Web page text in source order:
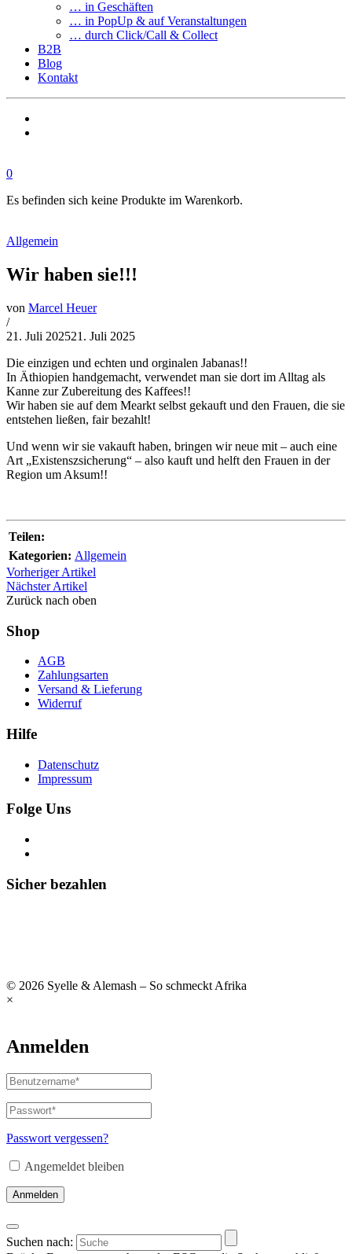
… in Geschäften
… in PopUp & auf Veranstaltungen
… durch Click/Call & Collect
B2B
Blog
Kontakt
0
Es befinden sich keine Produkte im Warenkorb.
Allgemein
Wir haben sie!!!
von Marcel Heuer
/
21. Juli 202521. Juli 2025
Die einzigen und echten und orginalen Jabanas!!
In Äthiopien handgemacht, verwendet man sie dort im Alltag als
Kanne zur Zubereitung des Kaffees!!
Wir haben sie auf dem Mearkt selbst gekauft und den Frauen, die sie
entstehen ließen, fair bezahlt!
Und wenn wir sie vakauft haben, bringen wir neue mit – auch eine
Art „Existenszsicherung“ – also kauft und helft den Frauen in der
Region um Aksum!!
Teilen:
Kategorien: Allgemein
Vorheriger Artikel
Nächster Artikel
Zurück nach oben
Shop
AGB
Zahlungsarten
Versand & Lieferung
Widerruf
Hilfe
Datenschutz
Impressum
Folge Uns
Sicher bezahlen
© 2026 Syelle & Alemash – So schmeckt Afrika
×
Anmelden
Passwort vergessen?
Angemeldet bleiben
Anmelden
Suchen nach: